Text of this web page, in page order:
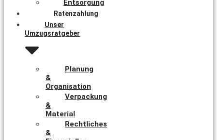
Entsorgung
Ratenzahlung
Unser
Umzugsratgeber
Planung
&
Organisation
Verpackung
&
Material
Rechtliches
&